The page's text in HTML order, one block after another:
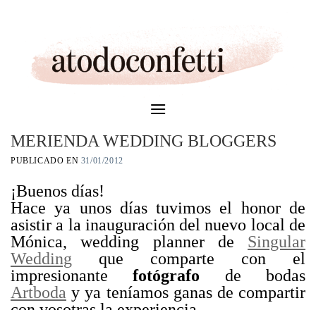
MERIENDA WEDDING BLOGGERS
PUBLICADO EN 31/01/2012
¡Buenos días!
Hace ya unos días tuvimos el honor de
asistir a la inauguración del nuevo local de
Mónica, wedding planner de Singular
Wedding que comparte con el
impresionantefotógrafo de bodas
Artboda y ya teníamos ganas de compartir